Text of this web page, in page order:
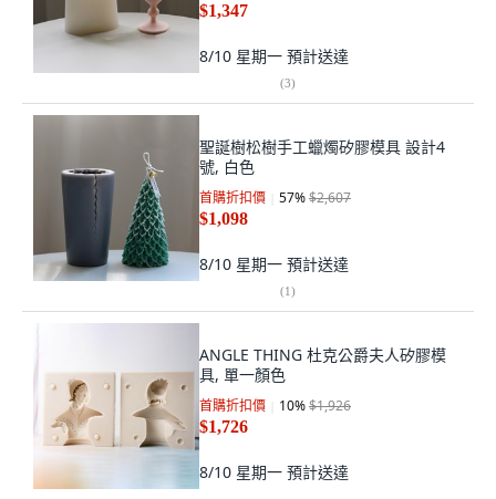
$1,347
8/10 星期一 預計送達
(3)
聖誕樹松樹手工蠟燭矽膠模具 設計4
號, 白色
首購折扣價 57%$2,607
$1,098
8/10 星期一 預計送達
(1)
ANGLE THING 杜克公爵夫人矽膠模
具, 單一顏色
首購折扣價 10%$1,926
$1,726
8/10 星期一 預計送達